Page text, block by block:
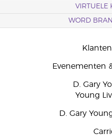
VIRTUELE
WORD
Evenementen
D. Gary
Young
D. Gary